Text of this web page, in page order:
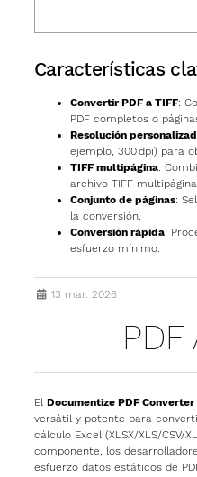
Características
Convertir PDF a TIFF:
PDF completos o
Resolución
ejemplo, 300 dpi) para
TIFF multipágina:
archivo TIFF multipágina.
Conjunto de páginas:
la conversión.
Conversión rápida:
esfuerzo mínimo.
13 mar. 2026
PDF
El Documentize PDF Converter
versátil y potente para
cálculo Excel (XLSX/XLS/CSV/
componente, los
esfuerzo datos estáticos de